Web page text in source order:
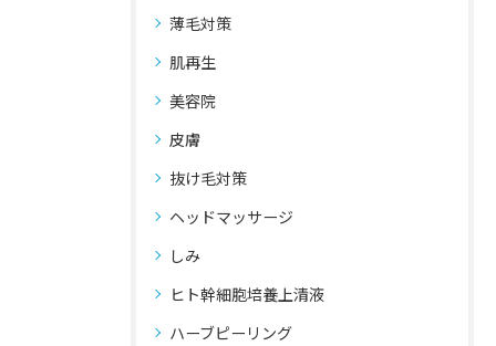
薄毛対策
肌再生
美容院
皮膚
抜け毛対策
ヘッドマッサージ
しみ
ヒト幹細胞培養上清液
ハーブピーリング